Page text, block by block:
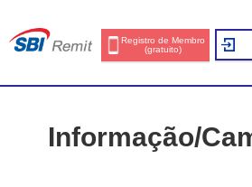
Registro de Membro
(gratuito)
Informação/